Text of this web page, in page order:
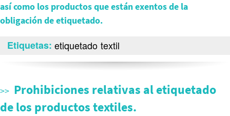
así como los productos que están exentos de la
obligación de etiquetado.
Etiquetas etiquetado textil
Prohibiciones relativas al etiquetado
de los productos textiles.